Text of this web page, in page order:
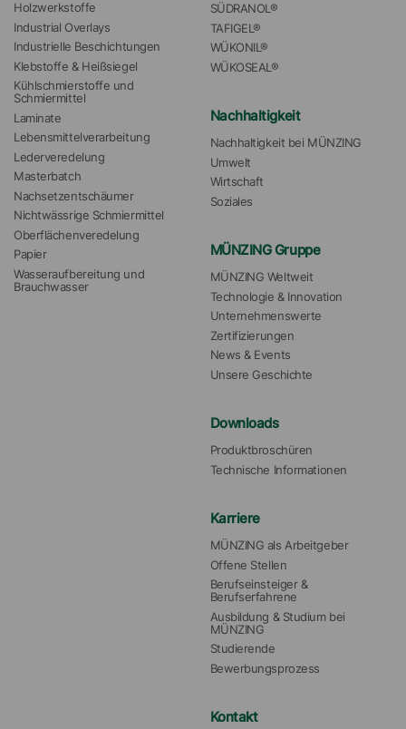
Holzwerkstoffe
Industrial Overlays
Industrielle Beschichtungen
Klebstoffe & Heißsiegel
Kühlschmierstoffe und
Schmiermittel
Laminate
Lebensmittelverarbeitung
Lederveredelung
Masterbatch
Nachsetzentschäumer
Nichtwässrige Schmiermittel
Oberflächenveredelung
Papier
Wasseraufbereitung und
Brauchwasser
SÜDRANOL®
TAFIGEL®
WÜKONIL®
WÜKOSEAL®
Nachhaltigkeit
Nachhaltigkeit bei MÜNZING
Umwelt
Wirtschaft
Soziales
MÜNZING Gruppe
MÜNZING Weltweit
Technologie & Innovation
Unternehmenswerte
Zertifizierungen
News & Events
Unsere Geschichte
Downloads
Produktbroschüren
Technische Informationen
Karriere
MÜNZING als Arbeitgeber
Offene Stellen
Berufseinsteiger &
Berufserfahrene
Ausbildung & Studium bei
MÜNZING
Studierende
Bewerbungsprozess
Kontakt